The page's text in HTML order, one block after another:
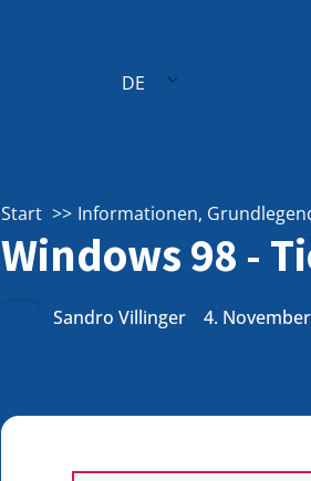
DE
Start Informationen,
Windows 98 -
Sandro Villinger 4.